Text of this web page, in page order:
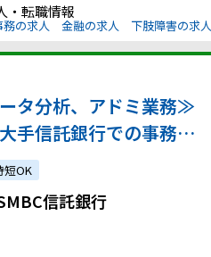
・転職情報
の求人 金融の求人 下肢障害の求人
タ分析、アドミ業務≫
手信託銀行での事務職
短OK
信託銀行